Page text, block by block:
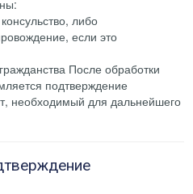
либо
если это
После обработки
подтверждение
необходимый для дальнейшего